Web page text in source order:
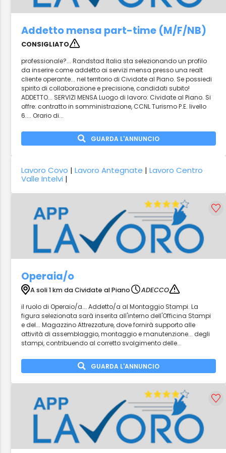
Addetto mensa part-time (M/F/NB)
CONSIGLIATO
professionale?... Randstad Italia sta selezionando un profilo
da inserire come addetto ai servizi mensa presso una realt
cliente operante... nel territorio di Cividate al Piano. Se possiedi
spirito di collaborazione e precisione, candidati subito!
ADDETTO... SERVIZI MENSA Luogo di lavoro: Cividate al Piano. Si
offre: contratto in somministrazione, CCNL Turismo P.E. livello
6.... Orario di...
GUARDA L'ANNUNCIO
Lavoro Covo |Lavoro Antegnate |Lavoro Centro
Valle Intelvi |
Operaia/o
A soli 1 km da Cividate al Piano
ADECCO
il ruolo di Operaio/a... Addetto/a al Montaggio Stampi. La
figura selezionata sarà inserita all'interno dell'Officina Stampi
e del... Magazzino Attrezzature, dove fornirà supporto alle
attività di assemblaggio, montaggio e manutenzione... degli
stampi, contribuendo al corretto svolgimento delle...
GUARDA L'ANNUNCIO